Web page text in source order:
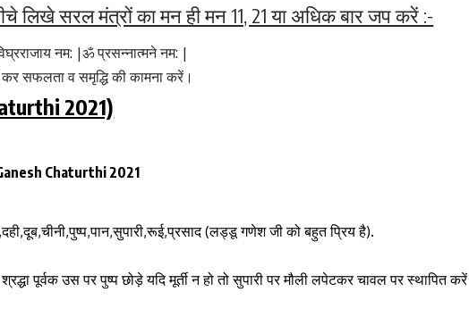
लिखे सरल मंत्रों का मन ही मन 11, 21 या अधिक बार जप करें :-
नम: |ॐ प्रसन्नात्मने नम: |
सफलता व समृद्धि की कामना करें।
2021)
Chaturthi 2021
(लड्डू गणेश जी को बहुत प्रिय है).
पूर्वक उस पर पुष्प छोड़े यदि मूर्ती न हो तो सुपारी पर मौली लपेटकर चावल पर स्थापित करें